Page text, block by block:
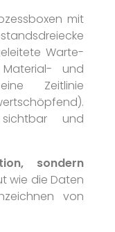
mit
Warte-
und
Zeitlinie
und
sondern
wie die Daten
von